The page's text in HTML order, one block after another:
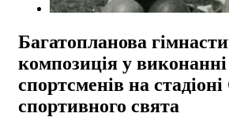
Багатопланова
композиція у
спортсменів на
спортивного свята